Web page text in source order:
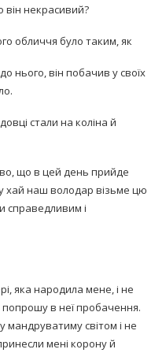
некрасивий?
обличчя було таким, як
нього, він побачив у своїх
стали на коліна й
що в цей день прийде
хай наш володар візьме цю
справедливим і
яка народила мене, і не
попрошу в неї пробачення.
мандруватиму світом і не
мені корону й